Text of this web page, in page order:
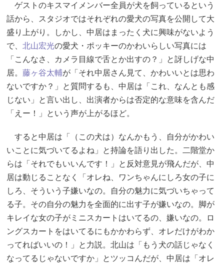
ゲストのキスマイメンバー全員が犬を飼っているという
話から、スタジオではそれぞれの愛犬の写真を公開して大
盛り上がり。しかし、中居はまったく犬に興味がないよう
で、 北山宏光の愛犬・ポッキーのかわいらしい写真には
「こんなさ、カメラ目線で舌とか出すの？」と訝しげな中
居。 藤ヶ谷太輔が「それ中居さん見て、かわいいとは思わ
ないですか？」と質問するも、中居は「これ、なんとも感
じない」と言い出し、出演者からは否定的な意味を含んだ
「えー！」という声が上がるほど。
すると中居は「（この犬は）なんかもう、自分がかわい
いことに気づいてるよね」と持論を語り出した。二階堂か
らは「それでもいいんです！」と反対意見が飛んだが、中
居は動じることなく「オレね、ワンちゃんにしろ女の子に
しろ、そういう子嫌いなの。自分の魅力に気づいちゃって
る子。その自分の魅力を全面的に出す子が嫌いなの。脚が
キレイな女の子がミニスカートはいてるの、嫌いなの。ロ
ングスカートをはいてるにもかかわらず、オレだけがわか
ってればいいの！」と力説。北山は「もう犬の話じゃなく
なってるじゃないですか」とツッコんだが、中居は「オレ